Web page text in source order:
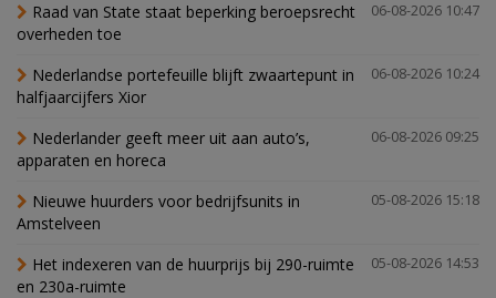
06-08-2026 10:47
Raad van State staat beperking beroepsrecht
overheden toe
06-08-2026 10:24
Nederlandse portefeuille blijft zwaartepunt in
halfjaarcijfers Xior
06-08-2026 09:25
Nederlander geeft meer uit aan auto’s,
apparaten en horeca
05-08-2026 15:18
Nieuwe huurders voor bedrijfsunits in
Amstelveen
05-08-2026 14:53
Het indexeren van de huurprijs bij 290-ruimte
en 230a-ruimte